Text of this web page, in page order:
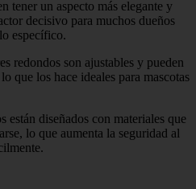
tener un aspecto más elegante y
decisivo para muchos dueños
específico.
redondos son ajustables y pueden
que los hace ideales para mascotas
están diseñados con materiales que
lo que aumenta la seguridad al